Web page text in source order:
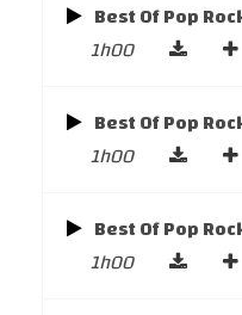
Best Of Pop
1h00
Best Of Pop
1h00
Best Of Pop
1h00